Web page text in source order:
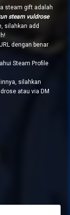
steam gift adalah
steam vuldrose
silahkan add
dengan benar
Steam Profile
silahkan
atau via DM